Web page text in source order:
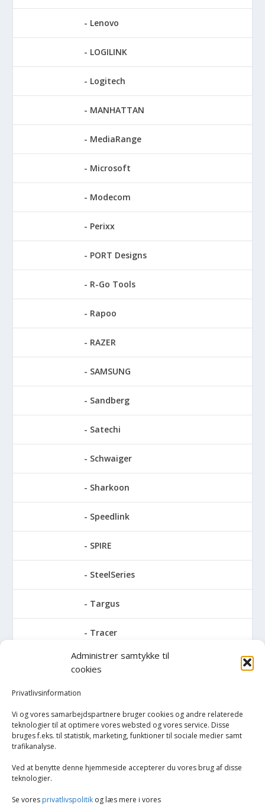
Administrer samtykke til
cookies
Privatlivsinformation
Vi og vores samarbejdspartnere bruger cookies og andre relaterede
teknologier til at optimere vores websted og vores service. Disse
bruges f.eks. til statistik, marketing, funktioner til sociale medier samt
trafikanalyse.
Ved at benytte denne hjemmeside accepterer du vores brug af disse
teknologier.
Se vores privatlivspolitik og læs mere i vores
Lenovo
LOGILINK
Logitech
MANHATTAN
MediaRange
Microsoft
Modecom
Perixx
PORT Designs
R-Go Tools
Rapoo
RAZER
SAMSUNG
Sandberg
Satechi
Schwaiger
Sharkoon
Speedlink
SPIRE
SteelSeries
Targus
Tracer
Trust
V7